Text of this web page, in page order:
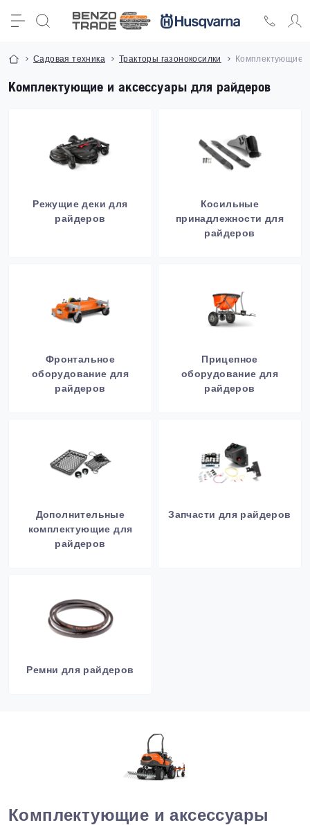
Садовая техника Тракторы газонокосилки Комплектующие
Комплектующие и аксессуары для райдеров
Режущие деки для
райдеров
Косильные
принадлежности для
райдеров
Фронтальное
оборудование для
райдеров
Прицепное
оборудование для
райдеров
Дополнительные
комплектующие для
райдеров
Запчасти для райдеров
Ремни для райдеров
Комплектующие и аксессуары